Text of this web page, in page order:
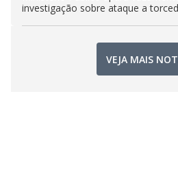
investigação sobre ataque a
VEJA MAIS